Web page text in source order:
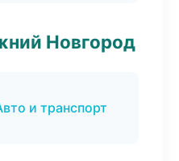
Новгород
и транспорт